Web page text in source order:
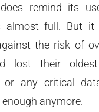
remind its
almost full. But it
the risk of
lost their
or any critical
anymore.